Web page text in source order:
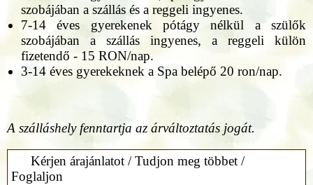
szobájában a szállás és a reggeli ingyenes.
7-14 éves gyerekenek pótágy nélkül a szülők
szobájában a szállás ingyenes, a reggeli külön
fizetendő - 15 RON/nap.
3-14 éves gyerekeknek a Spa belépő 20 ron/nap.
A szálláshely fenntartja az árváltoztatás jogát.
Kérjen árajánlatot / Tudjon meg többet /
Foglaljon